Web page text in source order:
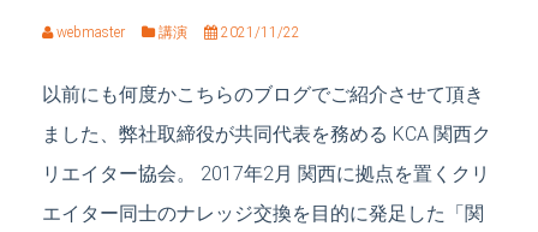
webmaster 講演 2021/11/22
以前にも何度かこちらのブログでご紹介させて頂き
ました、弊社取締役が共同代表を務める KCA 関西ク
リエイター協会。 2017年2月 関西に拠点を置くクリ
エイター同士のナレッジ交換を目的に発足した「関